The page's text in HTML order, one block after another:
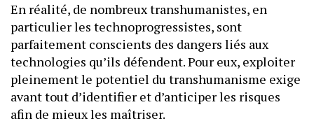
En réalité, de nombreux transhumanistes, en
particulier les technoprogressistes, sont
parfaitement conscients des dangers liés aux
technologies qu’ils défendent. Pour eux, exploiter
pleinement le potentiel du transhumanisme exige
avant tout d’identifier et d’anticiper les risques
afin de mieux les maîtriser.